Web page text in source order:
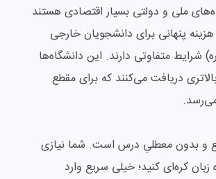
ملی و دولتی بسیار اقتصادی هستند
است و هیچ‌گونه هزینه پنهانی برای دانشجویان خارجی
شرایط متفاوتی دارند. این دانشگاه‌ها
دریافت می‌کنند که برای مقطع
و بدون معطلیِ درس است. شما نیازی
کره‌ای کنید؛ خیلی سریع وارد